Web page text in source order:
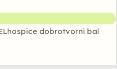
dobrotvorni bal